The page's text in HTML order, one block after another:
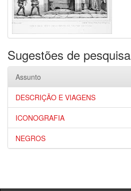
Sugestões de pesquisa
Assunto
DESCRIÇÃO E VIAGENS
ICONOGRAFIA
NEGROS